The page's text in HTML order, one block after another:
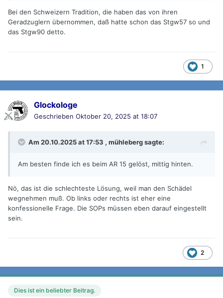
Bei den Schweizern Tradition, die haben das von ihren
Geradzuglern übernommen, daß hatte schon das Stgw57 so und
das Stgw90 detto.
1
Glockologe
Geschrieben Oktober 20, 2025 at 18:07
Am 20.10.2025 at 17:53 , mühlebergsagte:
Am besten finde ich es beim AR 15 gelöst, mittig hinten.
Nö, das ist die schlechteste Lösung, weil man den Schädel
wegnehmen muß. Ob links oder rechts ist eher eine
konfessionelle Frage. Die SOPs müssen eben darauf eingestellt
sein.
2
Dies ist ein beliebter Beitrag.